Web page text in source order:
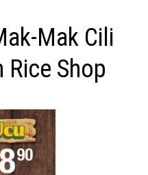
Mak Cili
Rice Shop